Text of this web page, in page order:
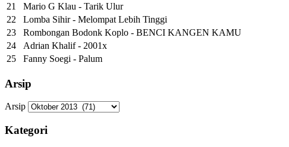
21
Mario G Klau - Tarik Ulur
22
Lomba Sihir - Melompat Lebih Tinggi
23
Rombongan Bodonk Koplo - BENCI KANGEN KAMU
24
Adrian Khalif - 2001x
25
Fanny Soegi - Palum
Arsip
Arsip
Kategori